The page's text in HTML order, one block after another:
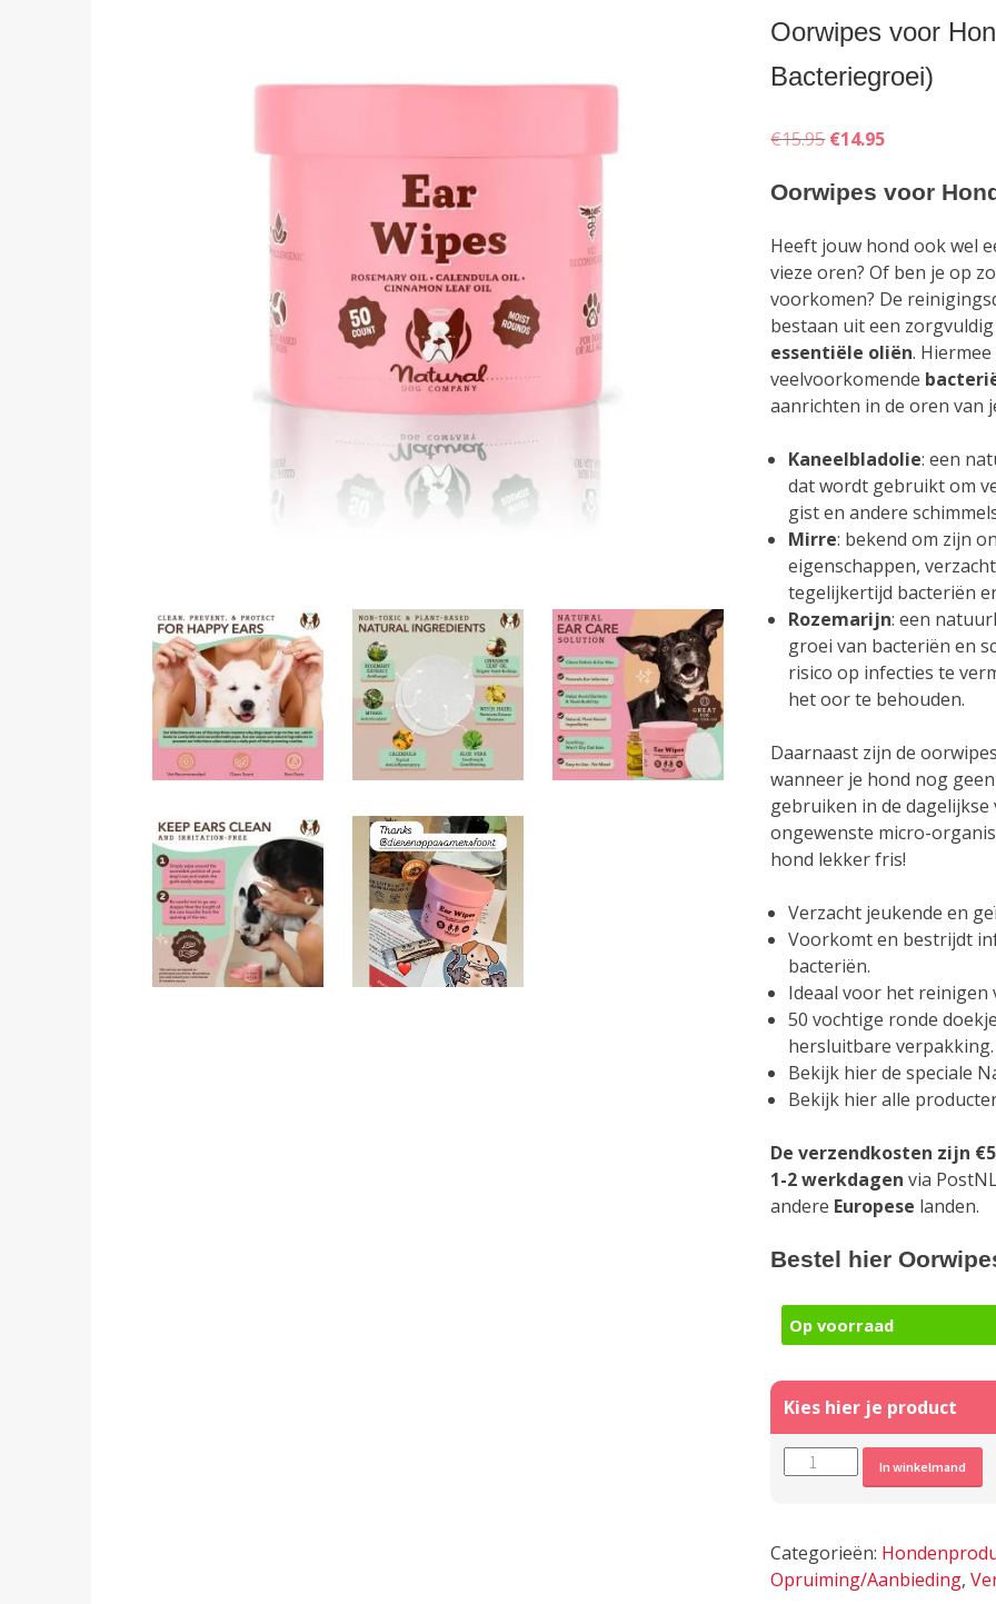
Oorwipes voor
Bacteriegroei)
€15.95 Oorspronkelijke
was:
€14.95Huidige
is:
Oorwipes voor
Heeft jouw hond ook wel
vieze oren? Of ben je op
voorkomen? De
bestaan uit een
essentiële oliën.
veelvoorkomende
aanrichten in de oren van
Kaneelbladolie: een
dat wordt gebruikt om
gist en andere
Mirre: bekend om zijn
eigenschappen,
tegelijkertijd bacteriën
Rozemarijn: een
groei van bacteriën en
risico op infecties te
het oor te behouden.
Daarnaast zijn de
wanneer je hond nog
gebruiken in de
ongewenste micro-
hond lekker fris!
Verzacht jeukende en
Voorkomt en bestrijdt
bacteriën.
Ideaal voor het reinigen
50 vochtige ronde
hersluitbare verpakking.
Bekijk hier de speciale
Bekijk hier alle
De verzendkosten zijn
1-2 werkdagen via
andere Europese landen.
Bestel hier
Op voorraad
Oorwipes
Gist
&
In winkelmand
Categorieën:
Opruiming/Aanbieding,